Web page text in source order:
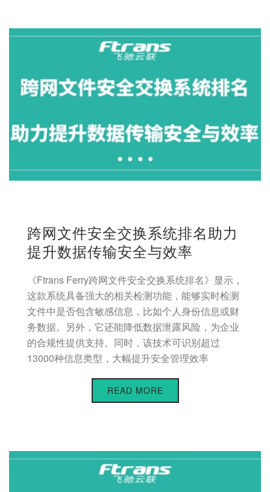
跨网文件安全交换系统排名助力
提升数据传输安全与效率
《Ftrans Ferry跨网文件安全交换系统排名》显示，
这款系统具备强大的相关检测功能，能够实时检测
文件中是否包含敏感信息，比如个人身份信息或财
务数据。另外，它还能降低数据泄露风险，为企业
的合规性提供支持。同时，该技术可识别超过
13000种信息类型，大幅提升安全管理效率
READ MORE